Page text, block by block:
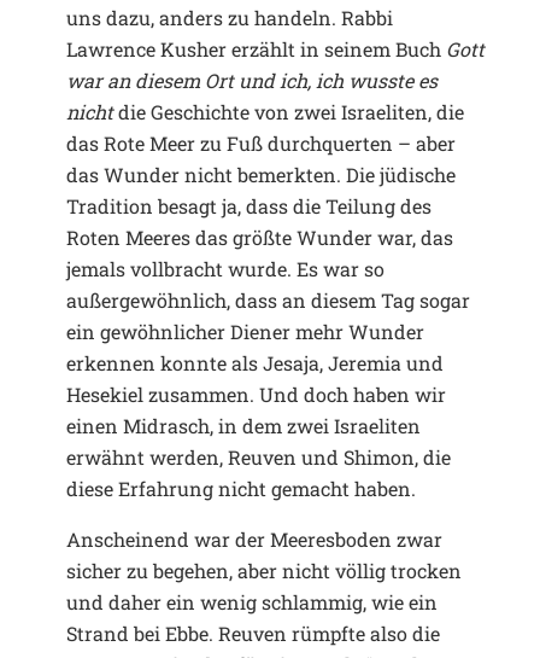
uns dazu, anders zu handeln. Rabbi
Lawrence Kusher erzählt in seinem Buch Gott
war an diesem Ort und ich, ich wusste es
nichtdie Geschichte von zwei Israeliten, die
das Rote Meer zu Fuß durchquerten – aber
das Wunder nicht bemerkten. Die jüdische
Tradition besagt ja, dass die Teilung des
Roten Meeres das größte Wunder war, das
jemals vollbracht wurde. Es war so
außergewöhnlich, dass an diesem Tag sogar
ein gewöhnlicher Diener mehr Wunder
erkennen konnte als Jesaja, Jeremia und
Hesekiel zusammen. Und doch haben wir
einen Midrasch, in dem zwei Israeliten
erwähnt werden, Reuven und Shimon, die
diese Erfahrung nicht gemacht haben.
Anscheinend war der Meeresboden zwar
sicher zu begehen, aber nicht völlig trocken
und daher ein wenig schlammig, wie ein
Strand bei Ebbe. Reuven rümpfte also die